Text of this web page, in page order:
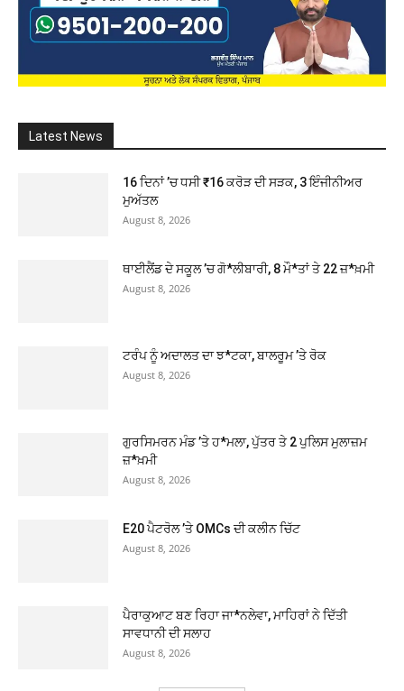
Latest News
16 ਦਿਨਾਂ ’ਚ ਧਸੀ ₹16 ਕਰੋੜ ਦੀ ਸੜਕ, 3 ਇੰਜੀਨੀਅਰ
ਮੁਅੱਤਲ
August 8, 2026
ਥਾਈਲੈਂਡ ਦੇ ਸਕੂਲ ’ਚ ਗੋ*ਲੀਬਾਰੀ, 8 ਮੌ*ਤਾਂ ਤੇ 22 ਜ਼*ਖ਼ਮੀ
August 8, 2026
ਟਰੰਪ ਨੂੰ ਅਦਾਲਤ ਦਾ ਝ*ਟਕਾ, ਬਾਲਰੂਮ ’ਤੇ ਰੋਕ
August 8, 2026
ਗੁਰਸਿਮਰਨ ਮੰਡ ’ਤੇ ਹ*ਮਲਾ, ਪੁੱਤਰ ਤੇ 2 ਪੁਲਿਸ ਮੁਲਾਜ਼ਮ
ਜ਼*ਖ਼ਮੀ
August 8, 2026
E20 ਪੈਟਰੋਲ ’ਤੇ OMCs ਦੀ ਕਲੀਨ ਚਿੱਟ
August 8, 2026
ਪੈਰਾਕੁਆਟ ਬਣ ਰਿਹਾ ਜਾ*ਨਲੇਵਾ, ਮਾਹਿਰਾਂ ਨੇ ਦਿੱਤੀ
ਸਾਵਧਾਨੀ ਦੀ ਸਲਾਹ
August 8, 2026